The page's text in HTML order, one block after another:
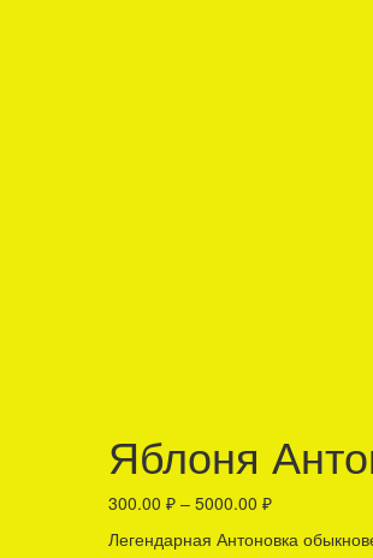
Яблоня
300.00 ₽– 5000.00 ₽
Легендарная Антоновка